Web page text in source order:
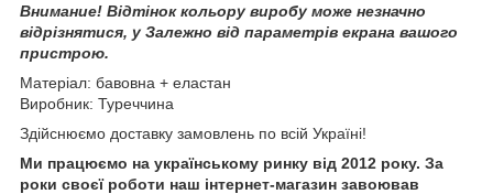
Внимание! Відтінок кольору виробу може незначно
відрізнятися, у Залежно від параметрів екрана вашого
пристрою.
Матеріал: бавовна + еластан
Виробник: Туреччина
Здійснюємо доставку замовлень по всій Україні!
Ми працюємо на українському ринку від 2012 року. За
роки своєї роботи наш інтернет-магазин завоював